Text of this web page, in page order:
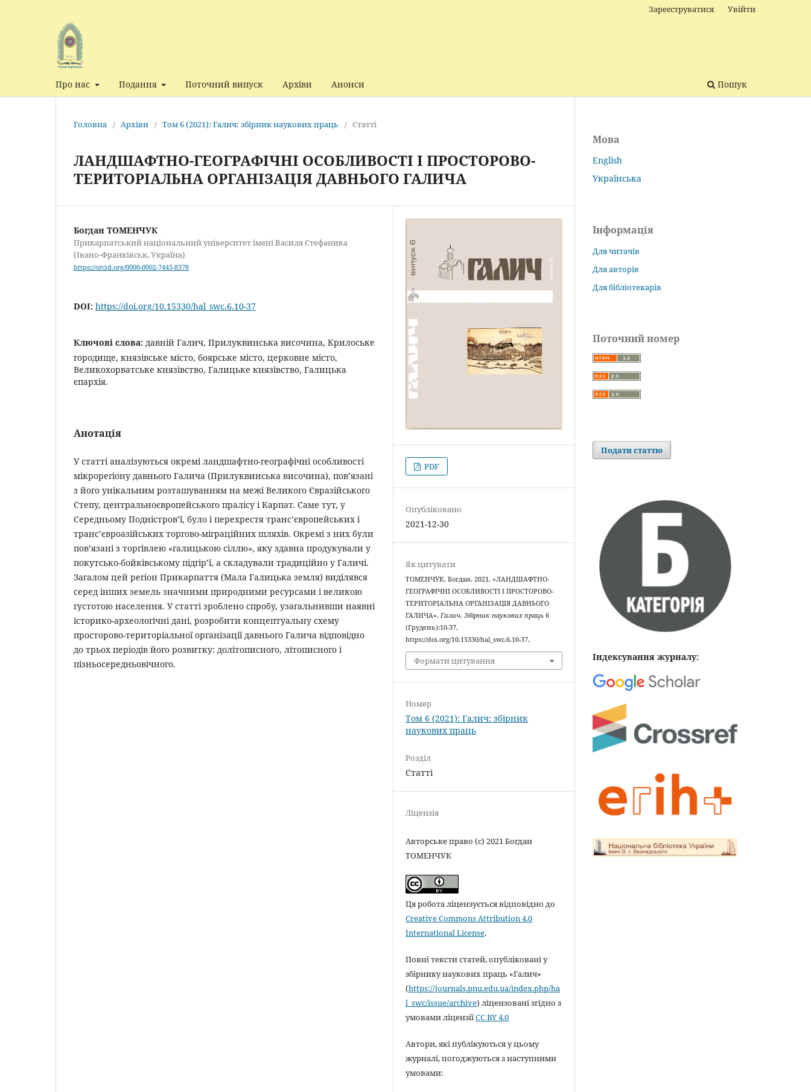
Про нас Подання Поточний випуск Архіви Анонси Пошук
Зареєструватися Увійти
Головна / Архіви / Том 6 (2021): Галич: збірник наукових праць / Статті
ЛАНДШАФТНО-ГЕОГРАФІЧНІ ОСОБЛИВОСТІ І ПРОСТОРОВО-
ТЕРИТОРІАЛЬНА ОРГАНІЗАЦІЯ ДАВНЬОГО ГАЛИЧА
Богдан ТОМЕНЧУК
Прикарпатський національний університет імені Василя Стефаника
(Івано-Франківськ, Україна)
https://orcid.org/0000-0002-7445-8378
DOI: https://doi.org/10.15330/hal_swc.6.10-37
Ключові слова: давній Галич, Прилуквинська височина, Крилоське
городище, князівське місто, боярське місто, церковне місто,
Великохорватське князівство, Галицьке князівство, Галицька
єпархія.
Анотація
У статті аналізуються окремі ландшафтно-географічні особливості
мікрорегіону давнього Галича (Прилуквинська височина), пов’язані
з його унікальним розташуванням на межі Великого Євразійського
Степу, центральноєвропейського пралісу і Карпат. Саме тут, у
Середньому Подністров’ї, було і перехрестя транс’європейських і
транс’євроазійських торгово-міграційних шляхів. Окремі з них були
пов’язані з торгівлею «галицькою сіллю», яку здавна продукували у
покутсько-бойківському підгір’ї, а складували традиційно у Галичі.
Загалом цей регіон Прикарпаття (Мала Галицька земля) виділявся
серед інших земель значними природними ресурсами і великою
густотою населення. У статті зроблено спробу, узагальнивши наявні
історико-археологічні дані, розробити концептуальну схему
просторово-територіальної організації давнього Галича відповідно
до трьох періодів його розвитку: долітописного, літописного і
пізньосередньовічного.
PDF
Опубліковано
2021-12-30
Як цитувати
ТОМЕНЧУК, Богдан. 2021. «ЛАНДШАФТНО-
ГЕОГРАФІЧНІ ОСОБЛИВОСТІ І ПРОСТОРОВО-
ТЕРИТОРІАЛЬНА ОРГАНІЗАЦІЯ ДАВНЬОГО
ГАЛИЧА». Галич. Збірник наукових праць 6
(Грудень):10-37.
https://doi.org/10.15330/hal_swc.6.10-37.
Формати цитування
Номер
Том 6 (2021): Галич: збірник
наукових праць
Розділ
Статті
Ліцензія
Авторське право (c) 2021 Богдан
ТОМЕНЧУК
Ця робота ліцензується відповідно до
Creative Commons Attribution 4.0
International License.
Повні тексти статей, опубліковані у
збірнику наукових праць «Галич»
(https://journals.pnu.edu.ua/index.php/ha
l_swc/issue/archive) ліцензовані згідно з
умовами ліцензіїCC BY 4.0
Автори, які публікуються у цьому
журналі, погоджуються з наступними
умовами:
Мова
English
Українська
Інформація
Для читачів
Для авторів
Для бібліотекарів
Поточний номер
Подати статтю
Індексування журналу: